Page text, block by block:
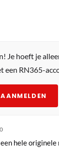
Je hoeft je
een RN365-
AANMELDEN
hele